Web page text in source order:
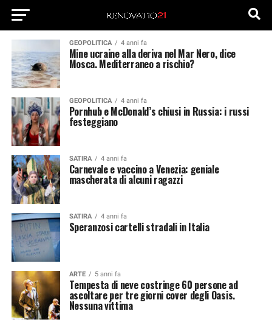
GEOPOLITICA 4 anni fa
Mine ucraine alla deriva nel Mar Nero, dice
Mosca. Mediterraneo a rischio?
GEOPOLITICA 4 anni fa
Pornhub e McDonald’s chiusi in Russia: i russi
festeggiano
SATIRA 4 anni fa
Carnevale e vaccino a Venezia: geniale
mascherata di alcuni ragazzi
SATIRA 4 anni fa
Speranzosi cartelli stradali in Italia
ARTE 5 anni fa
Tempesta di neve costringe 60 persone ad
ascoltare per tre giorni cover degli Oasis.
Nessuna vittima